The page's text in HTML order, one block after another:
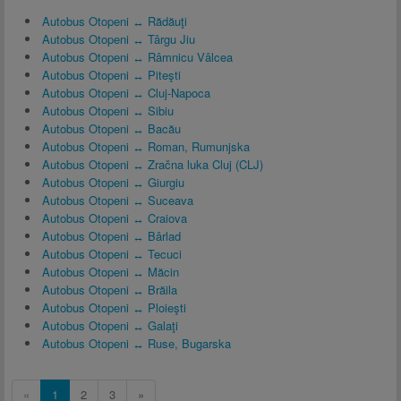
Autobus Otopeni ↔ Rădăuţi
Autobus Otopeni ↔ Târgu Jiu
Autobus Otopeni ↔ Râmnicu Vâlcea
Autobus Otopeni ↔ Piteşti
Autobus Otopeni ↔ Cluj-Napoca
Autobus Otopeni ↔ Sibiu
Autobus Otopeni ↔ Bacău
Autobus Otopeni ↔ Roman, Rumunjska
Autobus Otopeni ↔ Zračna luka Cluj (CLJ)
Autobus Otopeni ↔ Giurgiu
Autobus Otopeni ↔ Suceava
Autobus Otopeni ↔ Craiova
Autobus Otopeni ↔ Bârlad
Autobus Otopeni ↔ Tecuci
Autobus Otopeni ↔ Măcin
Autobus Otopeni ↔ Brăila
Autobus Otopeni ↔ Ploieşti
Autobus Otopeni ↔ Galaţi
Autobus Otopeni ↔ Ruse, Bugarska
« 1 2 3 »